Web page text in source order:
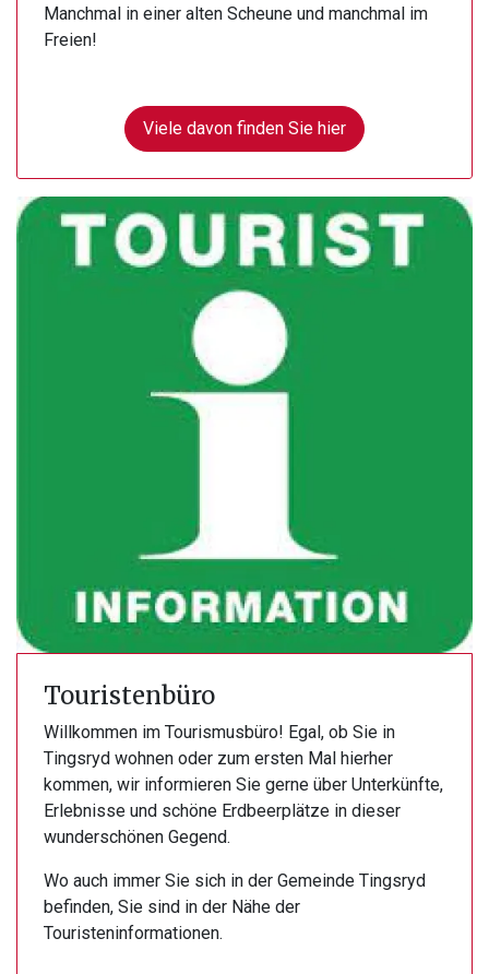
Manchmal in einer alten Scheune und manchmal im
Freien!
Viele davon finden Sie hier
Touristenbüro
Willkommen im Tourismusbüro! Egal, ob Sie in
Tingsryd wohnen oder zum ersten Mal hierher
kommen, wir informieren Sie gerne über Unterkünfte,
Erlebnisse und schöne Erdbeerplätze in dieser
wunderschönen Gegend.
Wo auch immer Sie sich in der Gemeinde Tingsryd
befinden, Sie sind in der Nähe der
Touristeninformationen.